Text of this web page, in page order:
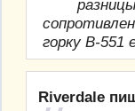
горку В-551
Riverdale